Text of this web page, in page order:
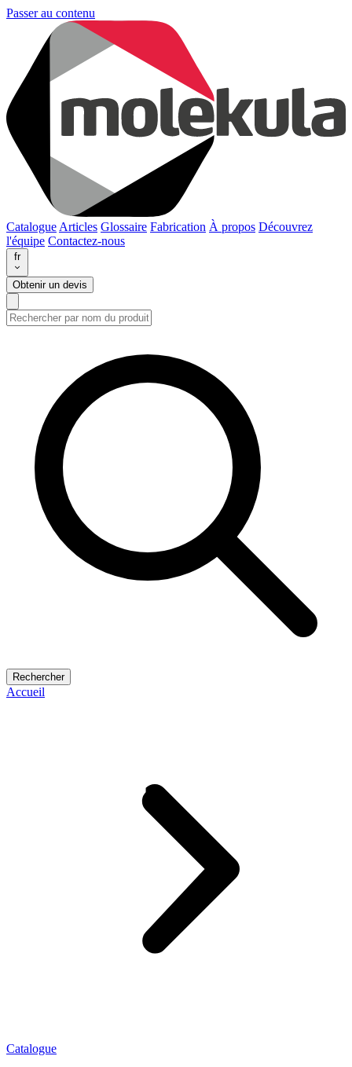
Passer au contenu
Catalogue Articles Glossaire Fabrication À propos Découvrez
l'équipe Contactez-nous
fr
Obtenir un devis
Rechercher
Accueil
Catalogue